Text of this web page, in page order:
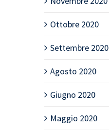
Ottobre 2020
Settembre 2020
Agosto 2020
Giugno 2020
Maggio 2020